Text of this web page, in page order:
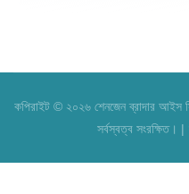
কপিরাইট © ২০২৬ শেনজেন ব্রাদার
সর্বস্বত্ব সংরক্ষিত। |